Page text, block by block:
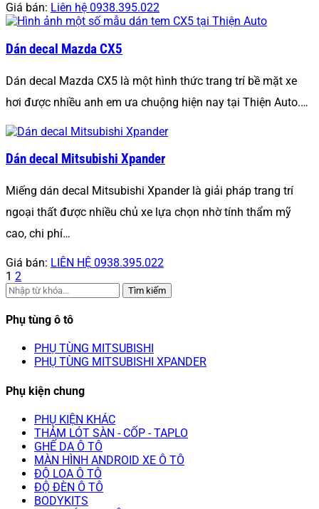
Giá bán: Liên hệ 0938.395.022
Dán decal Mazda CX5
Dán decal Mazda CX5 là một hình thức trang trí bề mặt xe
hơi được nhiều anh em ưa chuộng hiện nay tại Thiện Auto.…
Dán decal Mitsubishi Xpander
Miếng dán decal Mitsubishi Xpander là giải pháp trang trí
ngoại thất được nhiều chủ xe lựa chọn nhờ tính thẩm mỹ
cao, chi phí…
Giá bán: LIÊN HỆ 0938.395.022
1 2
Tìm kiếm
Phụ tùng ô tô
PHỤ TÙNG MITSUBISHI
PHỤ TÙNG MITSUBISHI XPANDER
Phụ kiện chung
PHỤ KIỆN KHÁC
THẢM LÓT SÀN - CỐP - TAPLO
GHẾ DA Ô TÔ
MÀN HÌNH ANDROID XE Ô TÔ
ĐỘ LOA Ô TÔ
ĐỘ ĐÈN Ô TÔ
BODYKITS